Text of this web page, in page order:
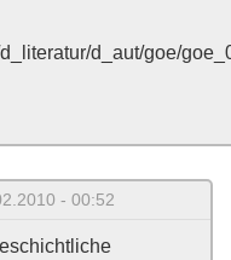
d_aut/goe/
- 00:52